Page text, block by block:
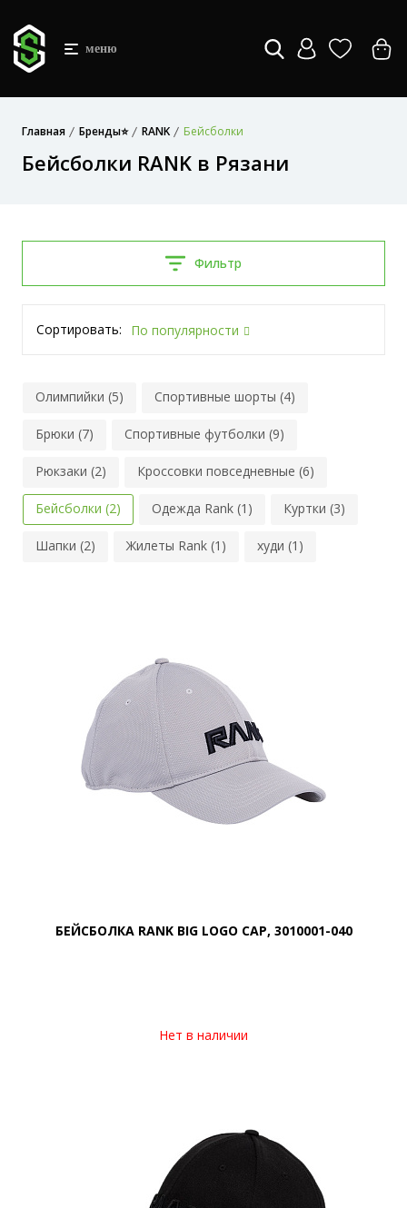
меню
Главная Бренды⭐ RANK Бейсболки
Бейсболки RANK в Рязани
Фильтр
Сортировать: По популярности
Олимпийки (5) Спортивные шорты (4)
Брюки (7) Спортивные футболки (9)
Рюкзаки (2) Кроссовки повседневные (6)
Бейсболки (2) Одежда Rank (1) Куртки (3)
Шапки (2) Жилеты Rank (1) худи (1)
БЕЙСБОЛКА RANK BIG LOGO CAP, 3010001-040
Нет в наличии